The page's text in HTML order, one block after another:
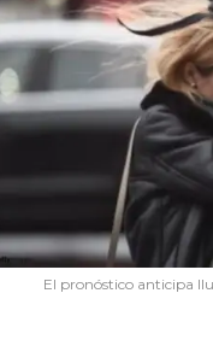
El pronóstico anticipa